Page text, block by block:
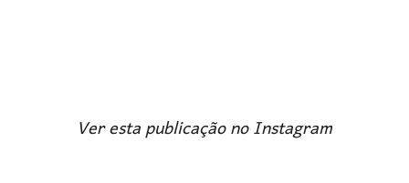
Ver esta publicação no Instagram